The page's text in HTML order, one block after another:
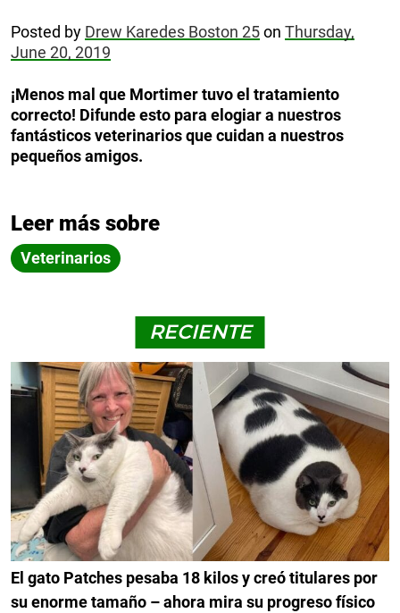
Posted by Drew Karedes Boston 25on Thursday,
June 20, 2019
¡Menos mal que Mortimer tuvo el tratamiento
correcto! Difunde esto para elogiar a nuestros
fantásticos veterinarios que cuidan a nuestros
pequeños amigos.
Leer más sobre
Veterinarios
RECIENTE
El gato Patches pesaba 18 kilos y creó titulares por
su enorme tamaño – ahora mira su progreso físico